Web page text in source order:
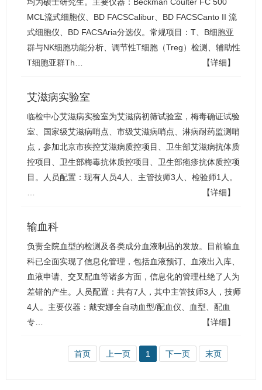
MCL流式细胞仪、BD FACSCalibur、BD FACSCanto II 流
式细胞仪、BD FACSAria分选仪。常规项目：T、B细胞亚
群与NK细胞功能分析、调节性T细胞（Treg）检测、辅助性
T细胞亚群Th…
【详细】
艾滋病实验室
临检中心艾滋病实验室为艾滋病初筛试验室，梅毒确证试验
室、国家级艾滋病哨点、市级艾滋病哨点、淋病耐药监测哨
点，参加北京市疾控艾滋病质控项目、卫生部艾滋病抗体质
控项目、卫生部梅毒抗体质控项目、卫生部疱疹抗体质控项
目。人员配置：现有人员4人、主管技师3人、检验师1人。
【详细】
输血科
负责全院血型的检测及各类成分血液制品的发放。目前输血
科已全面实现了信息化管理，包括血液预订、血液出入库、
血液申请、交叉配血等诸多方面，信息化的管理杜绝了人为
差错的产生。人员配置：共有7人，其中主管技师3人，技师
4人。主要仪器：戴安娜全自动血型/配血仪、血型、配血
专…
【详细】
首页 上一页 1 下一页 末页